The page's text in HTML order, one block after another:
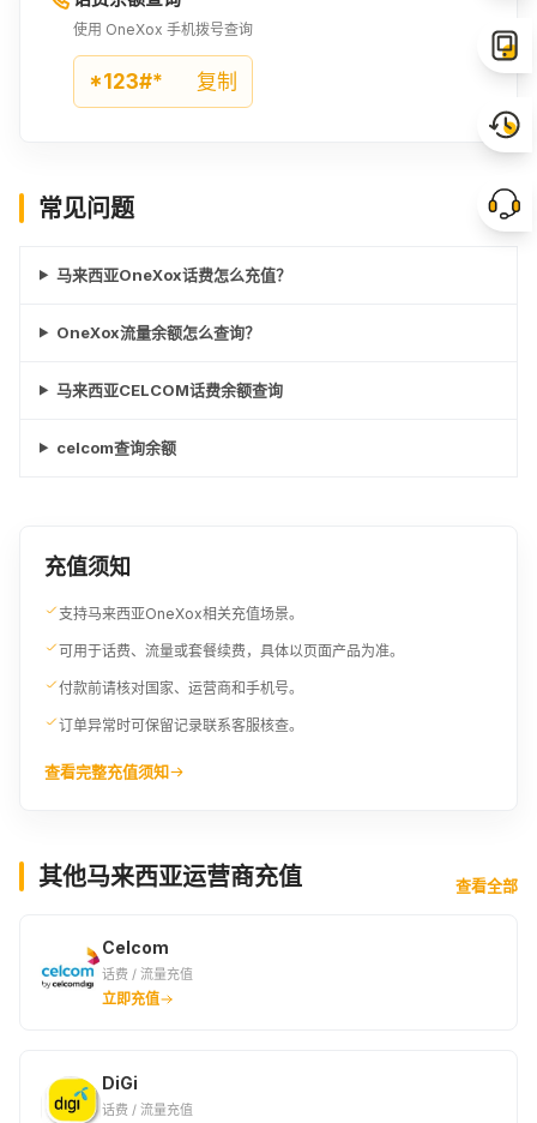
使用 OneXox 手机拨号查询
*123#* 复制
常见问题
马来西亚OneXox话费怎么充值？
OneXox流量余额怎么查询？
马来西亚CELCOM话费余额查询
celcom查询余额
充值须知
支持马来西亚OneXox相关充值场景。
可用于话费、流量或套餐续费，具体以页面产品为准。
付款前请核对国家、运营商和手机号。
订单异常时可保留记录联系客服核查。
查看完整充值须知
其他马来西亚运营商充值 查看全部
Celcom
话费 / 流量充值
立即充值
DiGi
话费 / 流量充值